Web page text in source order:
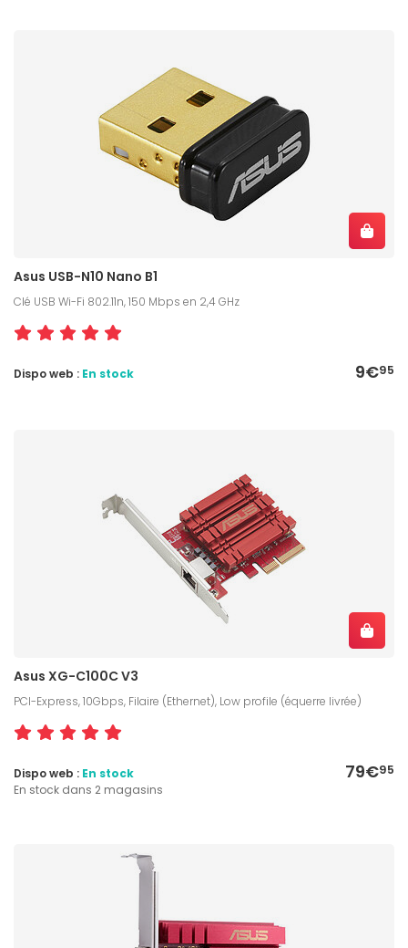
Asus USB-N10 Nano B1
Clé USB Wi-Fi 802.11n, 150 Mbps en 2,4 GHz
9€95
Dispo web : En stock
Asus XG-C100C V3
PCI-Express, 10Gbps, Filaire (Ethernet), Low profile (équerre livrée)
79€95
Dispo web : En stock
En stock dans 2 magasins